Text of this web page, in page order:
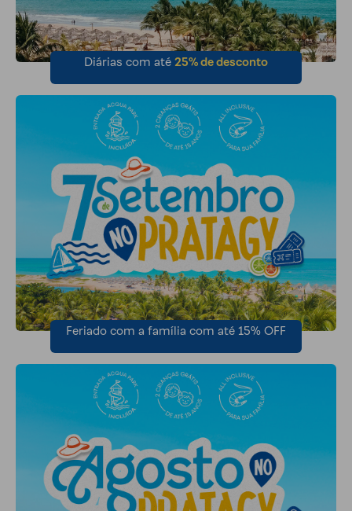
Diárias com até 25% de desconto
Feriado com a família com até 15% OFF